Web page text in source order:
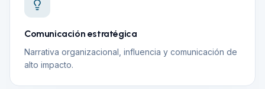
Comunicación estratégica
Narrativa organizacional, influencia y comunicación de
alto impacto.